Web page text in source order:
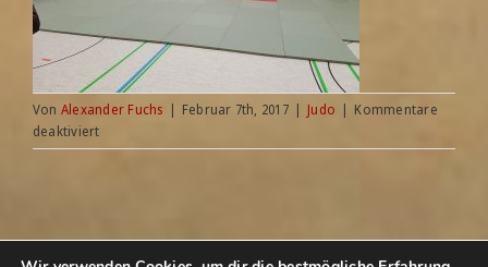
Von Alexander Fuchs | Februar 7th, 2017 | Judo | Kommentare
deaktiviertfür
Judo
2017.01.29